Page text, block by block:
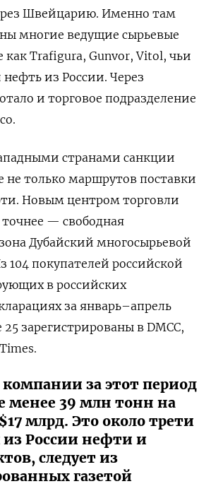
Швейцарию. Именно там
многие ведущие сырьевые
как Trafigura, Gunvor, Vitol, чьи
нефть из России. Через
и торговое подразделение
странами санкции
не только маршрутов поставки
Новым центром торговли
точнее — свободная
Дубайский многосырьевой
104 покупателей российской
в российских
за январь–апрель
25 зарегистрированы в DMCC,
компании за этот период
менее 39 млн тонн на
млрд. Это около трети
России нефти и
следует из
газетой